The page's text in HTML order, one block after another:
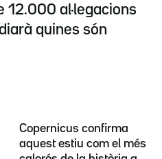
12.000 al·legacions
quines són
Copernicus confirma
aquest estiu com el més